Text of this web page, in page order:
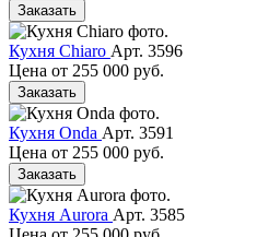
Заказать
Кухня Chiaro Арт. 3596
Цена от 255 000 руб.
Заказать
Кухня Onda Арт. 3591
Цена от 255 000 руб.
Заказать
Кухня Aurora Арт. 3585